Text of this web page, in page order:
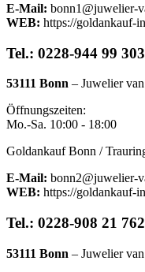
E-Mail: bonn1@juwelier-
WEB: https://goldankauf-
Tel.: 0228-944 99 303
53111 Bonn – Juwelier
Öffnungszeiten:
Mo.-Sa. 10:00 - 18:00
Goldankauf Bonn /
E-Mail: bonn2@juwelier-
WEB: https://goldankauf-
Tel.: 0228-908 21 762
53111 Bonn – Juwelier